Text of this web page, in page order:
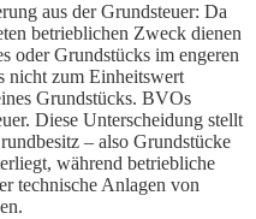
aus der Grundsteuer: Da
betrieblichen Zweck dienen
oder Grundstücks im engeren
nicht zum Einheitswert
Grundstücks. BVOs
Diese Unterscheidung stellt
– also Grundstücke
während betriebliche
technische Anlagen von